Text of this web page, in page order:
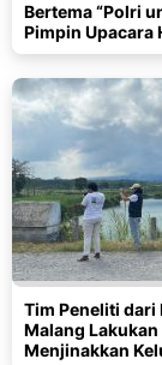
Bertema “Polri
Pimpin Upacara
Tim Peneliti dari
Malang Lakukan
Menjinakkan